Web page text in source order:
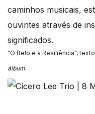
caminhos musicais,
ouvintes através de
significados.
“O Belo e a Resiliência”,
álbum